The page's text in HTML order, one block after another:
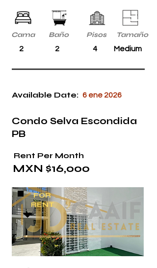
Cama Baño Pisos Tamaño
2 2 4 Medium
Available Date: 6 ene 2026
Condo Selva Escondida
PB
Rent Per Month
MXN $16,000
FOR
RENT